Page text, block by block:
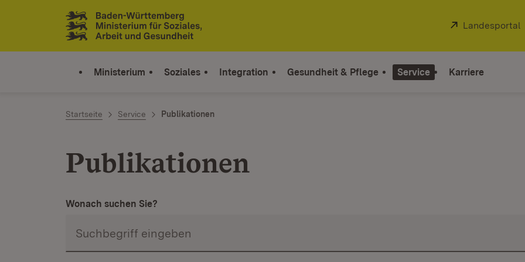
Zum Inhalt springen
Link zur Startseite
Extern:
Landesportal
Ministerium Soziales Integration Gesundheit & Pflege Service Karriere
Startseite Service Publikationen
Publikationen
Wonach suchen Sie?